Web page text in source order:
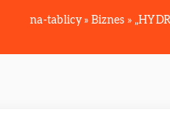
na-tablicy» Biznes »